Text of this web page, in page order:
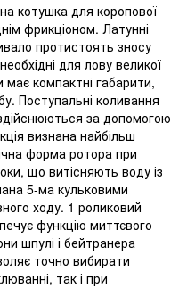
котушка для коропової
фрикціоном. Латунні
протистоять зносу
для лову великої
компактні габарити,
Поступальні коливання
за допомогою
визнана найбільш
форма ротора при
що витісняють воду із
5-ма кульковими
ходу. 1 роликовий
функцію миттєвого
шпулі і бейтранера
точно вибирати
так і при